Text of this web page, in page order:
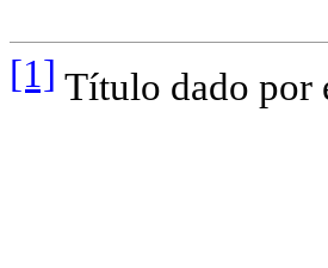
[1] Título dado por